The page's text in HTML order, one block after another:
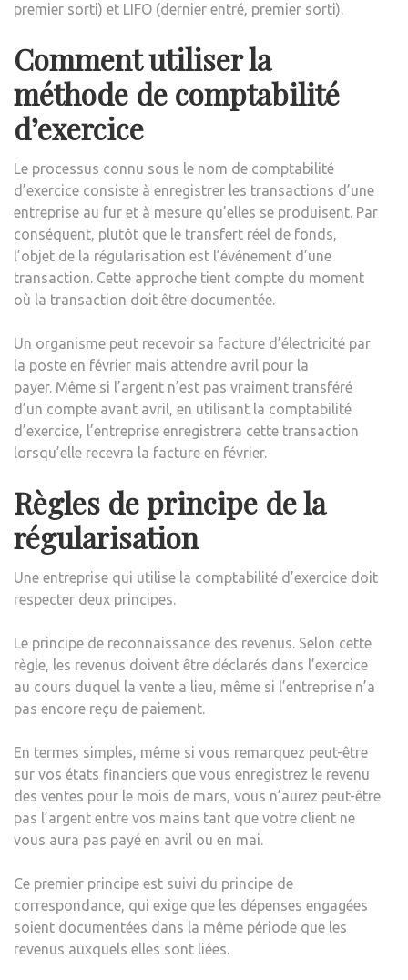
premier sorti) et LIFO (dernier entré, premier sorti).
Comment utiliser la
méthode de comptabilité
d’exercice
Le processus connu sous le nom de comptabilité
d’exercice consiste à enregistrer les transactions d’une
entreprise au fur et à mesure qu’elles se produisent. Par
conséquent, plutôt que le transfert réel de fonds,
l’objet de la régularisation est l’événement d’une
transaction. Cette approche tient compte du moment
où la transaction doit être documentée.
Un organisme peut recevoir sa facture d’électricité par
la poste en février mais attendre avril pour la
payer. Même si l’argent n’est pas vraiment transféré
d’un compte avant avril, en utilisant la comptabilité
d’exercice, l’entreprise enregistrera cette transaction
lorsqu’elle recevra la facture en février.
Règles de principe de la
régularisation
Une entreprise qui utilise la comptabilité d’exercice doit
respecter deux principes.
Le principe de reconnaissance des revenus. Selon cette
règle, les revenus doivent être déclarés dans l’exercice
au cours duquel la vente a lieu, même si l’entreprise n’a
pas encore reçu de paiement.
En termes simples, même si vous remarquez peut-être
sur vos états financiers que vous enregistrez le revenu
des ventes pour le mois de mars, vous n’aurez peut-être
pas l’argent entre vos mains tant que votre client ne
vous aura pas payé en avril ou en mai.
Ce premier principe est suivi du principe de
correspondance, qui exige que les dépenses engagées
soient documentées dans la même période que les
revenus auxquels elles sont liées.